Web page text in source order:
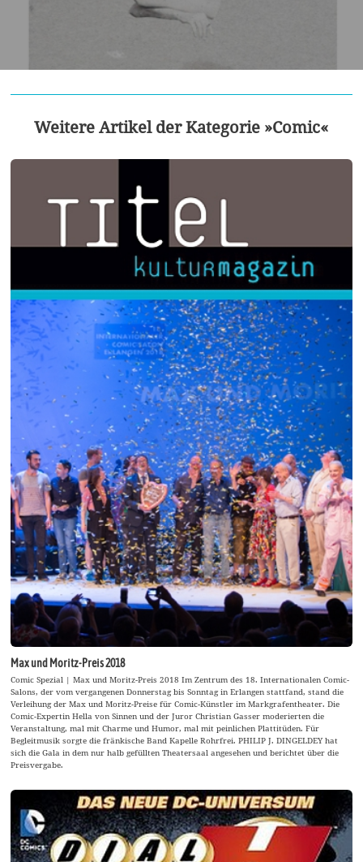
Weitere Artikel der Kategorie »Comic«
Max und Moritz-Preis 2018
Comic Spezial | Max und Moritz-Preis 2018 Im Zentrum des 18. Internationalen Comic-
Salons, der vom vergangenen Donnerstag bis Sonntag in Erlangen stattfand, stand die
Verleihung der Max und Moritz-Preise für Comic-Künstler im Markgrafentheater. Die
Comic-Expertin Hella von Sinnen und der Juror Christian Gasser moderierten die
Veranstaltung, mal mit Charme und Humor, mal mit peinlichen Plattitüden. Für
Begleitmusik sorgte die fränkische Band Kapelle Rohrfrei. PHILIP J. DINGELDEY hat
sich die Gala in dem nur halb gefüllten Theatersaal angesehen und berichtet über die
Preisvergabe.